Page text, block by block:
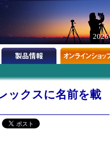
ックスに名前を載